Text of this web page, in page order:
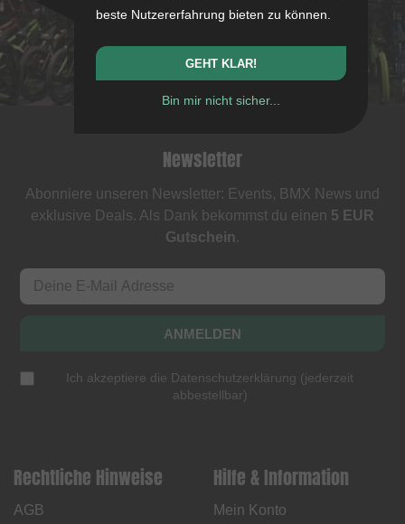
Sa: 11-16
stuttgart@kunstform.org
Newsletter
Abonniere unseren Newsletter: Events, BMX News und
exklusive Deals. Als Dank bekommst du einen 5 EUR
Gutschein.
ANMELDEN
Ich akzeptiere die Datenschutzerklärung (jederzeit
abbestellbar)
Rechtliche Hinweise
AGB
Hilfe & Information
Mein Konto
beste Nutzererfahrung bieten zu können.
GEHT KLAR!
Bin mir nicht sicher...